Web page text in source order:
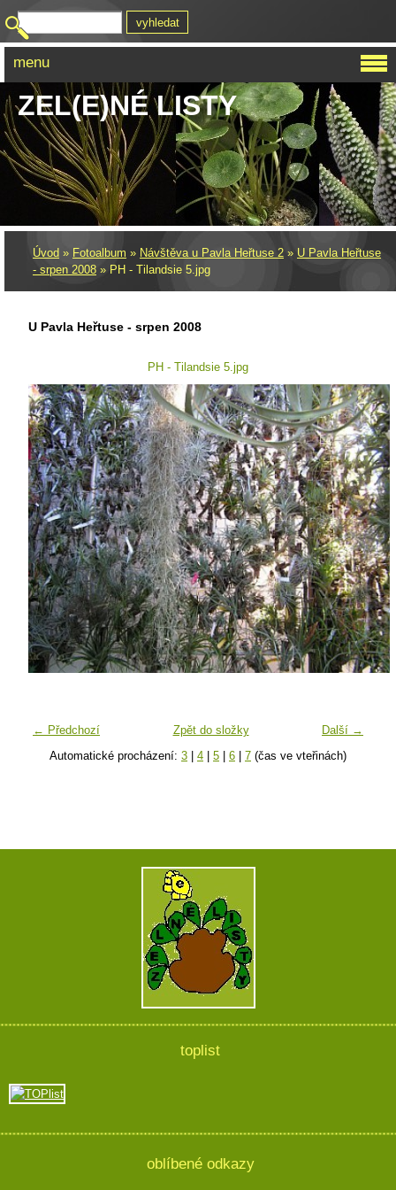
ZEL(E)NÉ LISTY
Úvod » Fotoalbum » Návštěva u Pavla Heřtuse 2 » U Pavla Heřtuse
- srpen 2008 » PH - Tilandsie 5.jpg
U Pavla Heřtuse - srpen 2008
PH - Tilandsie 5.jpg
← Předchozí Další →
Zpět do složky
Automatické procházení: 3 | 4 | 5 | 6 | 7 (čas ve vteřinách)
menu
toplist
oblíbené odkazy